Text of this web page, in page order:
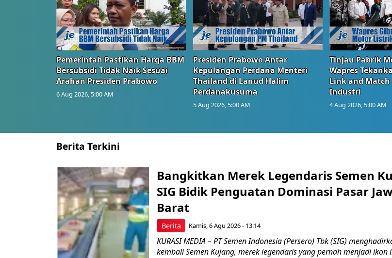
Pemerintah Pastikan Harga BBM
Bersubsidi Tidak Naik Sesuai
Arahan Presiden Prabowo
6 Aug 2026, 5:00 AM
Presiden Prabowo Antar
Kepulangan Perdana Menteri
Thailand di Lanud Halim
Perdanakusuma
5 Aug 2026, 5:00 AM
Tinjau Pabrik
Wapres
Link and
Industri
4 Aug 2026, 5:00 AM
Berita Terkini
Berita
Bangkitkan Merek Legendaris Semen
SIG Bidik Penguatan Dominasi Pasar
Barat
Kamis, 6 Agu 2026 - 13:14
KURASI MEDIA – PT Semen Indonesia (Persero) Tbk (SIG)
kembali Semen Kujang, merek legendaris yang pernah menjadi ikon